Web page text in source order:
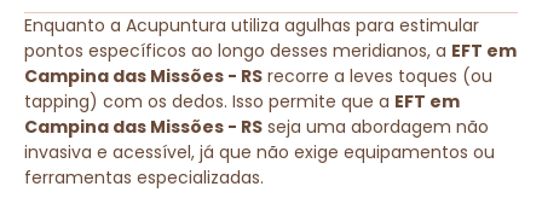
Enquanto a Acupuntura utiliza agulhas para estimular
pontos específicos ao longo desses meridianos, a EFT em
Campina das Missões - RS recorre a leves toques (ou
tapping) com os dedos. Isso permite que a EFT em
Campina das Missões - RS seja uma abordagem não
invasiva e acessível, já que não exige equipamentos ou
ferramentas especializadas.